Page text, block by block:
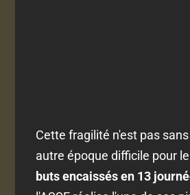
Cette fragilité n'est pas
autre époque difficile pour
buts encaissés en 13